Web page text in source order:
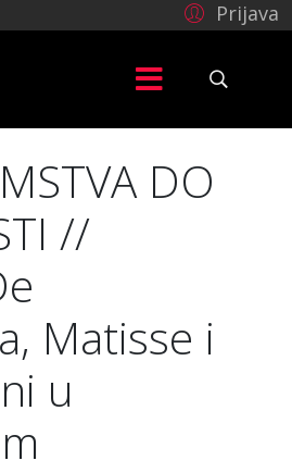
Prijava
DO
//
Matisse i
u